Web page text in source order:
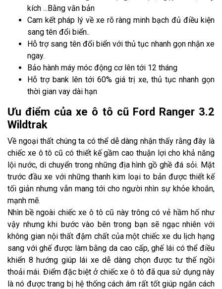
kích ...Bằng văn bản
Cam kết pháp lý về xe rõ ràng minh bạch đủ điều kiện
sang tên đổi biển..
Hỗ trợ sang tên đổi biển với thủ tục nhanh gọn nhận xe
ngay.
Bảo hành máy móc động cơ lên tới 12 tháng
Hỗ trợ bank lên tới 60% giá trị xe, thủ tục nhanh gọn
thời gian vay dài hạn
Ưu điểm của xe ô tô cũ Ford Ranger 3.2
Wildtrak
Về ngoại thất chúng ta có thể dễ dàng nhận thấy rằng đây là
chiếc xe ô tô cũ có thiết kế gầm cao thuận lợi cho khả năng
lội nước, di chuyển trong những địa hình gồ ghề đá sỏi. Mặt
trước đầu xe với những thanh kim loại to bản được thiết kế
tối giản nhưng vẫn mang tới cho người nhìn sự khỏe khoắn,
mạnh mẽ.
Nhìn bề ngoài chiếc xe ô tô cũ này trông có vẻ hầm hố như
vậy nhưng khi bước vào bên trong bạn sẽ ngạc nhiên với
không gian nội thất đậm chất của một chiếc xe du lịch hạng
sang với ghế được làm bằng da cao cấp, ghế lái có thể điều
khiển 8 hướng giúp lái xe dễ dàng chọn được tư thế ngồi
thoải mái. Điểm đặc biệt ở chiếc xe ô tô đã qua sử dụng này
là nó được trang bị hệ thống cách âm rất tốt giúp ngăn cách